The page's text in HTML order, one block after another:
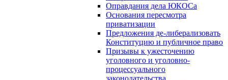
Оправдания дела ЮКОСа
Основания пересмотра
приватизации
Предложения де-либерализовать
Конституцию и публичное право
Призывы к ужесточению
уголовного и уголовно-
процессуального
законодательства